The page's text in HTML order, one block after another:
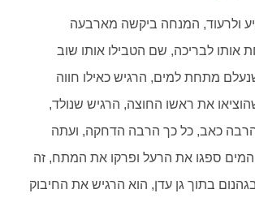
ולרעוד, המנחה ביקשה מארבעה
לבריכה, שם הטבילו אותו שוב
מתחת למים, הרגיש כאילו חווה
את ראשו החוצה, הרגיש שנולד,
כאב, כל כך הרבה הדחקה, ועתה
ספגו את הרעל ופרקו את המתח, זה
בתוך גן עדן, הוא הרגיש את החיבוק